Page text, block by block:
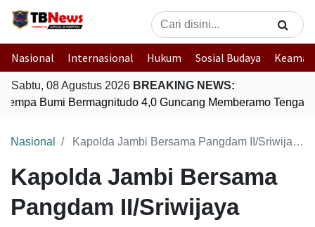
Nasional Internasional Hukum Sosial Budaya
Sabtu, 08 Agustus 2026 BREAKING NEWS:
Bumi Bermagnitudo 4,0 Guncang Memberamo Tengah,
Nasional Kapolda Jambi Bersama Pangdam II/Sriwijaya Tinjau Kawasan Karhutla Melalui Udara
Kapolda Jambi Bersama
Pangdam II/Sriwijaya